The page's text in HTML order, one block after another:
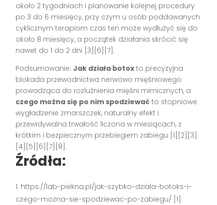
około 2 tygodniach i planowanie kolejnej procedury
po 3 do 6 miesięcy, przy czym u osób poddawanych
cyklicznym terapiom czas ten może wydłużyć się do
około 8 miesięcy, a początek działania skrócić się
nawet do 1 do 2 dni [3][6][7].
Podsumowanie:Jak działa botox to precyzyjna
blokada przewodnictwa nerwowo mięśniowego
prowadząca do rozluźnienia mięśni mimicznych, a
czego można się po nim spodziewać to stopniowe
wygładzenie zmarszczek, naturalny efekt i
przewidywalna trwałość liczona w miesiącach, z
krótkim i bezpiecznym przebiegiem zabiegu [1][2][3]
[4][5][6][7][8].
Źródła:
https://lab-piekna.pl/jak-szybko-dziala-botoks-i-
czego-mozna-sie-spodziewac-po-zabiegu/ [1]